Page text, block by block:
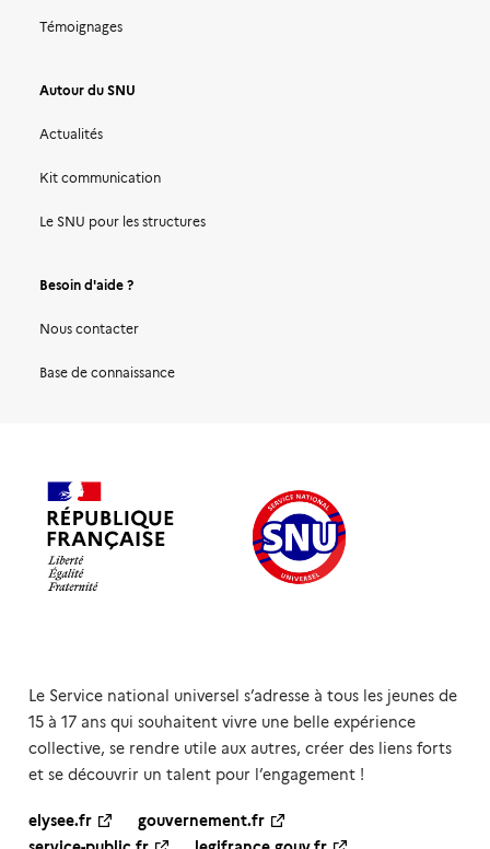
Témoignages
Autour du SNU
Actualités
Kit communication
Le SNU pour les structures
Besoin d'aide ?
Nous contacter
Base de connaissance
Le Service national universel s’adresse à tous les jeunes de
15 à 17 ans qui souhaitent vivre une belle expérience
collective, se rendre utile aux autres, créer des liens forts
et se découvrir un talent pour l’engagement !
elysee.fr
gouvernement.fr